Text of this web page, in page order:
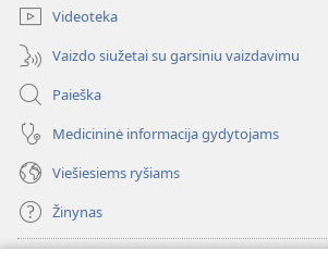
Videoteka
Vaizdo siužetai su garsiniu vaizdavimu
Paieška
Medicininė informacija gydytojams
Viešiesiems ryšiams
Žinynas